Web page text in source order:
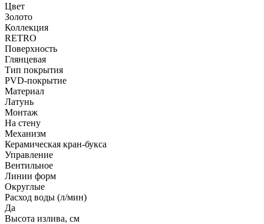
Цвет
Золото
Коллекция
RETRO
Поверхность
Глянцевая
Тип покрытия
PVD-покрытие
Материал
Латунь
Монтаж
На стену
Механизм
Керамическая кран-букса
Управление
Вентильное
Линии форм
Округлые
Расход воды (л/мин)
Да
Высота излива, см